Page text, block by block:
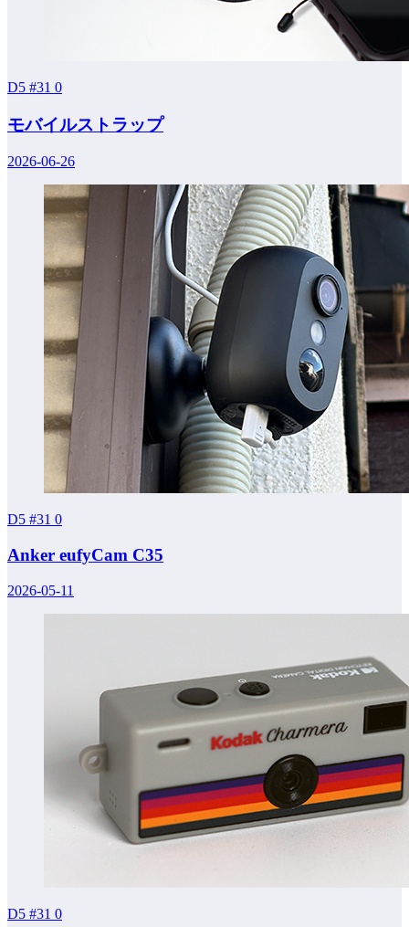
D5 #31 0
モバイルストラップ
2026-06-26
D5 #31 0
Anker eufyCam C35
2026-05-11
D5 #31 0